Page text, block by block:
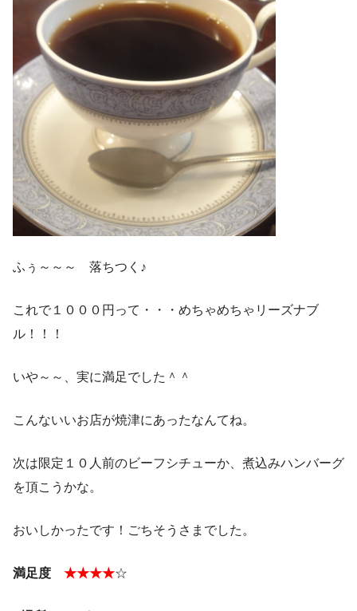
ふぅ～～～ 落ちつく♪
これで１０００円って・・・めちゃめちゃリーズナブ
ル！！！
いや～～、実に満足でした＾＾
こんないいお店が焼津にあったなんてね。
次は限定１０人前のビーフシチューか、煮込みハンバーグ
を頂こうかな。
おいしかったです！ごちそうさまでした。
満足度 ★★★★☆